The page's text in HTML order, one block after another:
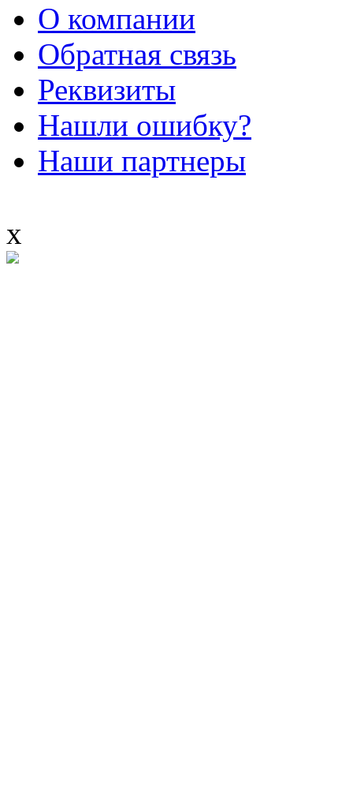
О компании
Обратная связь
Реквизиты
Нашли ошибку?
Наши партнеры
x